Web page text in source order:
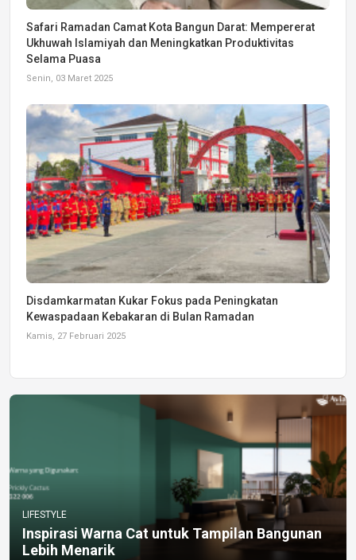
Safari Ramadan Camat Kota Bangun Darat: Mempererat
Ukhuwah Islamiyah dan Meningkatkan Produktivitas
Selama Puasa
Senin, 03 Maret 2025
Disdamkarmatan Kukar Fokus pada Peningkatan
Kewaspadaan Kebakaran di Bulan Ramadan
Kamis, 27 Februari 2025
LIFESTYLE
Inspirasi Warna Cat untuk Tampilan Bangunan
Lebih Menarik